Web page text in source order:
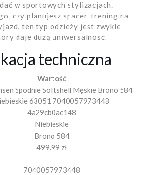
w sportowych stylizacjach.
czy planujesz spacer, trening na
ten typ odzieży jest zwykle
daje dużą uniwersalność.
techniczna
Wartość
Spodnie Softshell Męskie Brono 584
63051 7040057973448
4a29cb0ac148
Niebieskie
Brono 584
499.99 zł
7040057973448